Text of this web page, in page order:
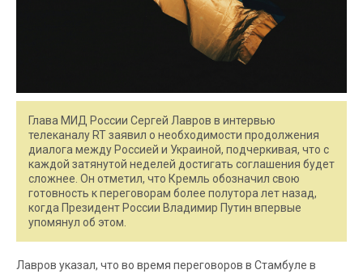
Глава МИД России Сергей Лавров в интервью
телеканалу RT заявил о необходимости продолжения
диалога между Россией и Украиной, подчеркивая, что с
каждой затянутой неделей достигать соглашения будет
сложнее. Он отметил, что Кремль обозначил свою
готовность к переговорам более полутора лет назад,
когда Президент России Владимир Путин впервые
упомянул об этом.
Лавров указал, что во время переговоров в Стамбуле в